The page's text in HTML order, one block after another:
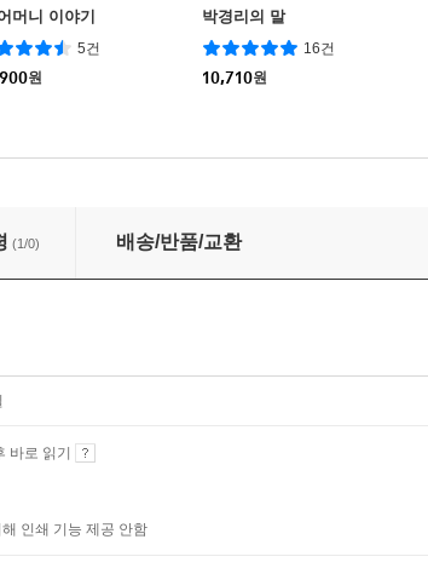
머니 이야기
5건
원
박경리의 말
16건
10,710원
(1/0) 배송/반품/교환
바로 읽기
인쇄 기능 제공 안함